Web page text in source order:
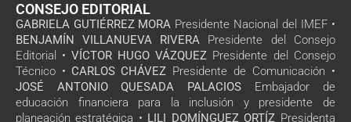
CONSEJO EDITORIAL
GABRIELA GUTIÉRREZ MORA Presidente Nacional del IMEF •
BENJAMÍN VILLANUEVA RIVERA Presidente del Consejo
Editorial • VÍCTOR HUGO VÁZQUEZ Presidente del Consejo
Técnico • CARLOS CHÁVEZ Presidente de Comunicación •
JOSÉ ANTONIO QUESADA PALACIOS Embajador de
educación financiera para la inclusión y presidente de
planeación estratégica • LILI DOMÍNGUEZ ORTÍZ Presidenta